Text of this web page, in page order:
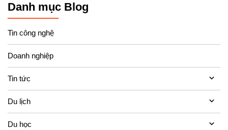
Danh mục Blog
Tin công nghệ
Doanh nghiệp
Tin tức
Du lịch
Du học